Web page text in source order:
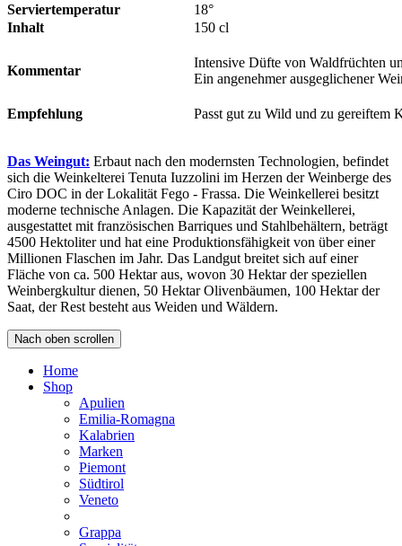
Serviertemperatur
18°
Inhalt
150 cl
Kommentar
Intensive Düfte von Waldfrüchten
Ein angenehmer ausgeglichener
Empfehlung Passt gut zu Wild und zu gereiftem
Das Weingut: Erbaut nach den modernsten Technologien, befindet
sich die Weinkelterei Tenuta Iuzzolini im Herzen der Weinberge des
Ciro DOC in der Lokalität Fego - Frassa. Die Weinkellerei besitzt
moderne technische Anlagen. Die Kapazität der Weinkellerei,
ausgestattet mit französischen Barriques und Stahlbehältern, beträgt
4500 Hektoliter und hat eine Produktionsfähigkeit von über einer
Millionen Flaschen im Jahr. Das Landgut breitet sich auf einer
Fläche von ca. 500 Hektar aus, wovon 30 Hektar der speziellen
Weinbergkultur dienen, 50 Hektar Olivenbäumen, 100 Hektar der
Saat, der Rest besteht aus Weiden und Wäldern.
Nach oben scrollen
Home
Shop
Apulien
Emilia-Romagna
Kalabrien
Marken
Piemont
Südtirol
Veneto
Grappa